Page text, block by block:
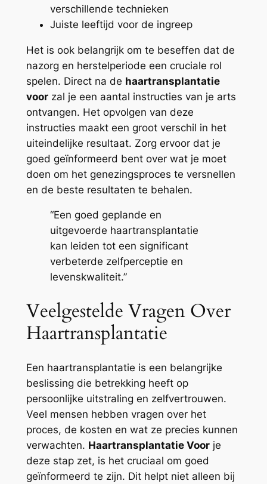
verschillende technieken
Juiste leeftijd voor de ingreep
Het is ook belangrijk om te beseffen dat de
nazorg en herstelperiode een cruciale rol
spelen. Direct na de haartransplantatie
voorzal je een aantal instructies van je arts
ontvangen. Het opvolgen van deze
instructies maakt een groot verschil in het
uiteindelijke resultaat. Zorg ervoor dat je
goed geïnformeerd bent over wat je moet
doen om het genezingsproces te versnellen
en de beste resultaten te behalen.
“Een goed geplande en
uitgevoerde haartransplantatie
kan leiden tot een significant
verbeterde zelfperceptie en
levenskwaliteit.”
Veelgestelde Vragen Over
Haartransplantatie
Een haartransplantatie is een belangrijke
beslissing die betrekking heeft op
persoonlijke uitstraling en zelfvertrouwen.
Veel mensen hebben vragen over het
proces, de kosten en wat ze precies kunnen
verwachten. Haartransplantatie Voorje
deze stap zet, is het cruciaal om goed
geïnformeerd te zijn. Dit helpt niet alleen bij